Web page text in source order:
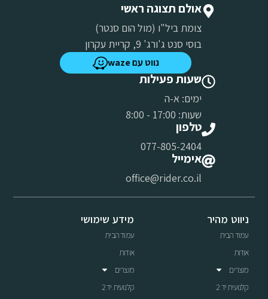
אולם תצוגה ראשי
צומת ביל"ו (מול הום סנטר)
בוסי סנט ג'ורג' 9, קריית עקרון
נווט עם waze
שעות פעילות
ימים: א-ה
שעות: 17:00 - 8:00
טלפון
077-805-2404
אימייל
office@rider.co.il
ניווט מהיר
עמוד הבית
אודות
מוצרים
קלנועית יד 2
מידע שימושי
עמוד הבית
אודות
מוצרים
קלנועית יד 2